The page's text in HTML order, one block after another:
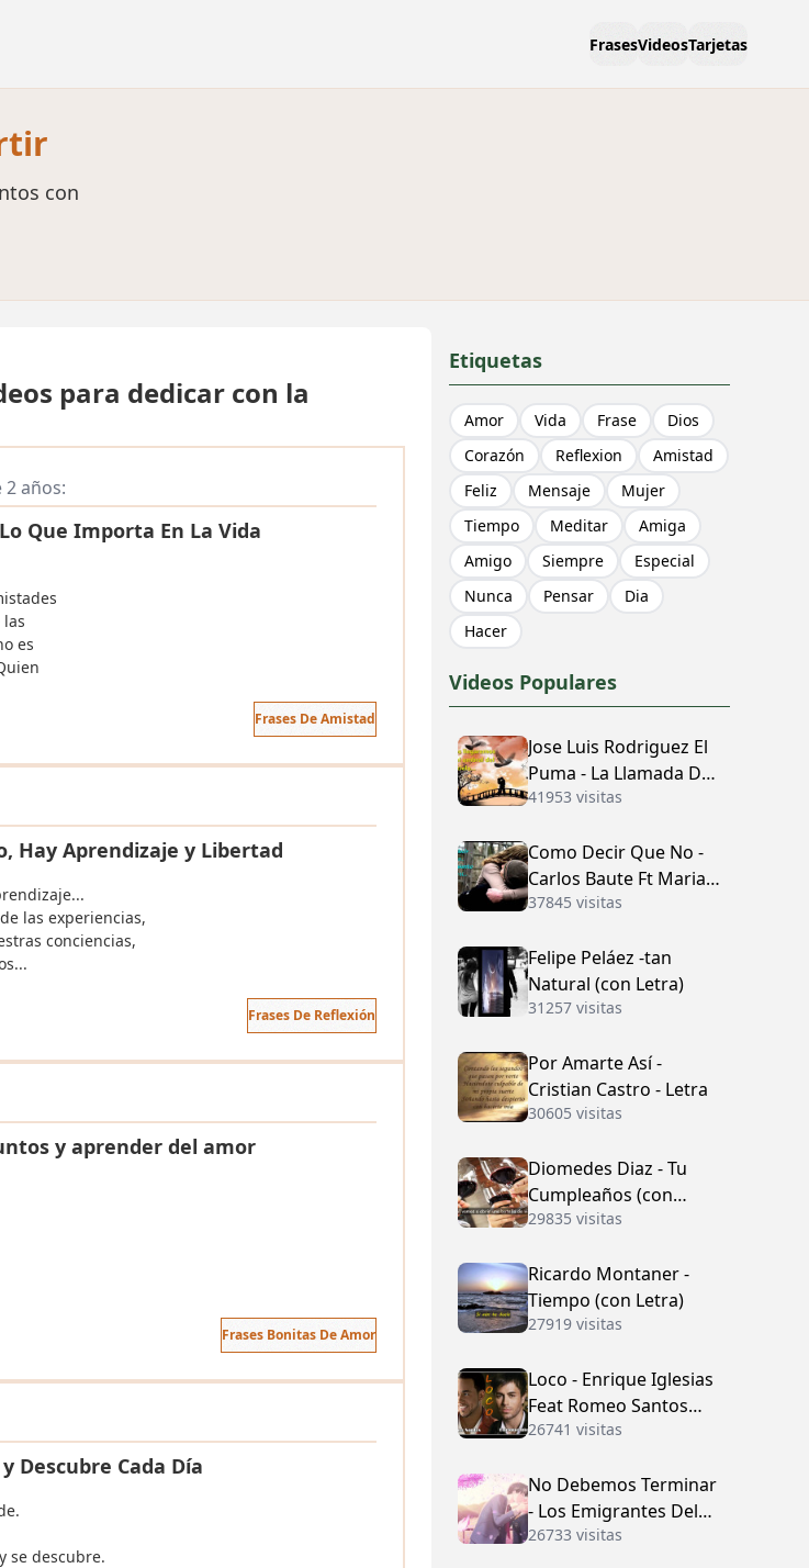
FrasesVideosTarjetas
con
para dedicar con la
2 años:
Que Importa En La Vida
es
Frases De Amistad
Hay Aprendizaje y Libertad
las experiencias,
conciencias,
Frases De Reflexión
y aprender del amor
Frases Bonitas De Amor
Descubre Cada Día
se descubre.
Etiquetas
Amor Vida Frase
Dios
Corazón
Reflexion
Amistad
Feliz
Mensaje
Mujer
Tiempo
Meditar
Amiga
Amigo
Siempre
Especial
Nunca
Pensar
Dia
Hacer
Videos Populares
Jose Luis Rodriguez El
Puma - La Llamada Del
Amor (con Letra)
41953 visitas
Como Decir Que No -
Carlos Baute Ft Maria
José (con Letra)
37845 visitas
Felipe Peláez -tan
Natural (con Letra)
31257 visitas
Por Amarte Así -
Cristian Castro - Letra
30605 visitas
Diomedes Diaz - Tu
Cumpleaños (con
Letra)
29835 visitas
Ricardo Montaner -
Tiempo (con Letra)
27919 visitas
Loco - Enrique Iglesias
Feat Romeo Santos
(con Letra)
26741 visitas
No Debemos Terminar
- Los Emigrantes Del
Vallenato
26733 visitas